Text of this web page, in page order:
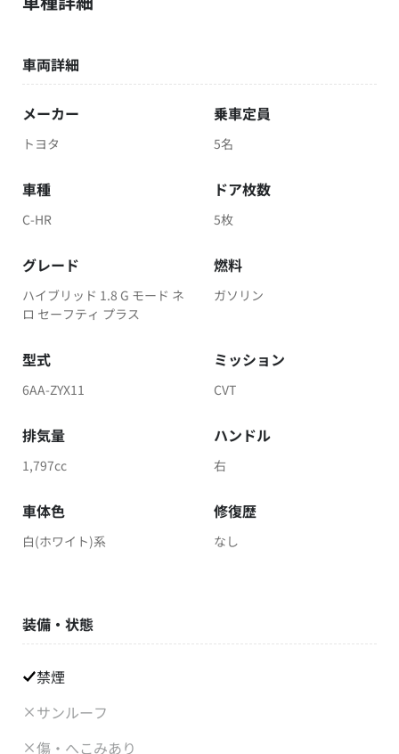
車両詳細
メーカー
トヨタ
乗車定員
5名
車種
C-HR
ドア枚数
5枚
グレード
ハイブリッド 1.8 G モード ネ
ロ セーフティ プラス
燃料
ガソリン
型式
6AA-ZYX11
ミッション
CVT
排気量
1,797cc
ハンドル
右
車体色
白(ホワイト)系
修復歴
なし
装備・状態
禁煙
サンルーフ
傷・へこみあり